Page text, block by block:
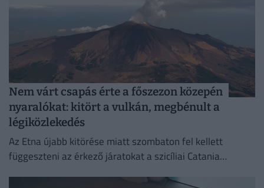
Nem várt csapás érte a főszezon közepén
nyaralókat: kitört a vulkán, megbénult a
légiközlekedés
Az Etna újabb kitörése miatt szombaton fel kellett
függeszteni az érkező járatokat a szicíliai Catania